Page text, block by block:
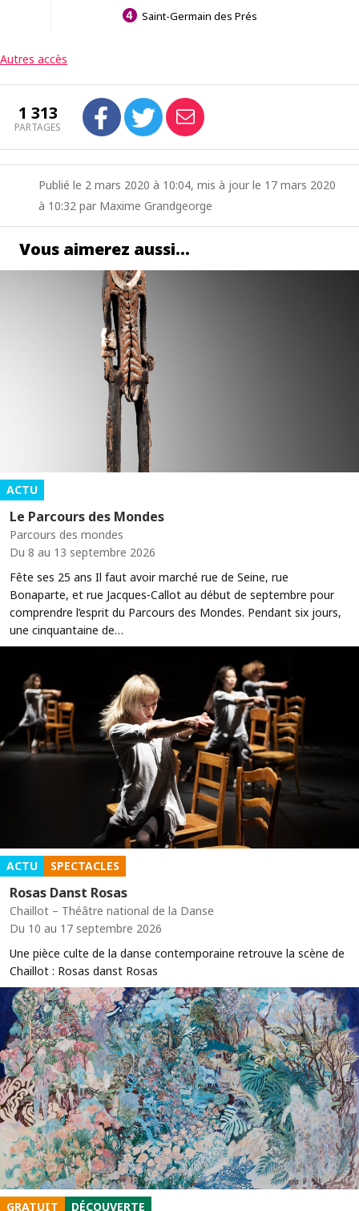
Saint-Germain des Prés
Autres accès
1 313
PARTAGES
Publié le 2 mars 2020 à 10:04, mis à jour le 17 mars 2020
à 10:32 par Maxime Grandgeorge
Vous aimerez aussi…
ACTU
Le Parcours des Mondes
Parcours des mondes
Du 8 au 13 septembre 2026
Fête ses 25 ans Il faut avoir marché rue de Seine, rue
Bonaparte, et rue Jacques-Callot au début de septembre pour
comprendre l’esprit du Parcours des Mondes. Pendant six jours,
une cinquantaine de…
ACTU SPECTACLES
Rosas Danst Rosas
Chaillot – Théâtre national de la Danse
Du 10 au 17 septembre 2026
Une pièce culte de la danse contemporaine retrouve la scène de
Chaillot : Rosas danst Rosas
GRATUIT DÉCOUVERTE